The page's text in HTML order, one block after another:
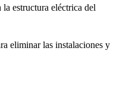
estructura eléctrica del
eliminar las instalaciones y